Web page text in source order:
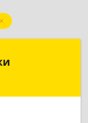
Химки, Химки г,